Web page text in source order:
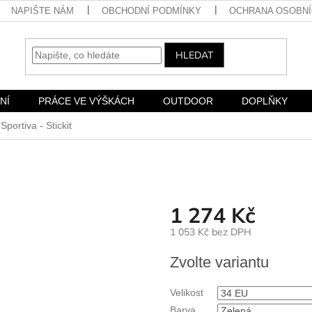
NAPIŠTE NÁM OBCHODNÍ PODMÍNKY OCHRANA
HLEDAT
PRÁCE VE VÝŠKÁCH OUTDOOR DOPLŇKY
- Stickit
1 274 Kč
1 053 Kč bez DPH
cena:
Zvolte variantu
Velikost